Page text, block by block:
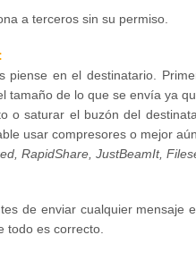
a terceros sin su permiso.
piense en el destinatario.
tamaño de lo que se envía ya
o saturar el buzón del
usar compresores o mejor
RapidShare, JustBeamIt,
de enviar cualquier mensaje
todo es correcto.